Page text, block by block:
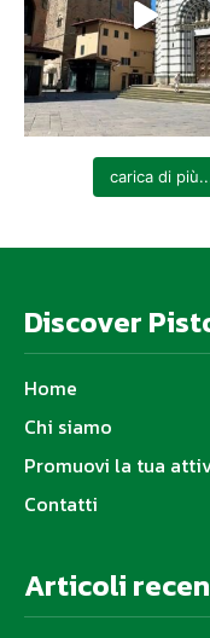
carica di
Discover
Home
Chi siamo
Promuovi la tua
Contatti
Articoli